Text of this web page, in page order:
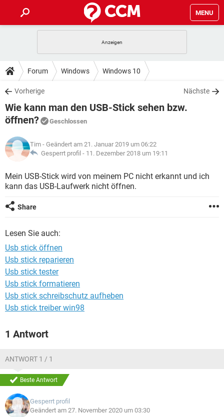
MENU
ANDROID IOS
WINDOWS 10
WHATSAPP TIKTOK
FACEBOOK
TIPPS & TRICKS
SPIELE STREAMING
WINDOWS 10
FACEBOOK HARDWARE
DOWNLOADS
SPIELE STREAMING
ANDROID
WINDOWS 10 INSTAGRAM
WHATSAPP
FACEBOOK HARDWARE
FORUM
ANDROID IOS
WHATSAPP TIKTOK
FACEBOOK
LEXIKON
SPIELE
ANDROID IOS
WHATSAPP
Forum Windows Windows 10
Vorherige Nächste
Wie kann man den USB-Stick sehen bzw.
öffnen?
Geschlossen
Tim - Geändert am 21. Januar 2019 um 06:22
Gesperrt profil - 11. Dezember 2018 um 19:11
Mein USB-Stick wird von meinem PC nicht erkannt und ich
kann das USB-Laufwerk nicht öffnen.
Share
Lesen Sie auch:
Usb stick öffnen
Usb stick reparieren
Usb stick tester
Usb stick formatieren
Usb stick schreibschutz aufheben
Usb stick treiber win98
1 Antwort
ANTWORT 1 / 1
Beste Antwort
Gesperrt profil
Geändert am 27. November 2020 um 03:30